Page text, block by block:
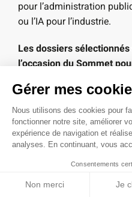
pour l’administration
ou l’IA pour l’industrie.
Les dossiers
l’occasion du Sommet
lauréats auront
de bénéficier d’une
d’échanger avec des
entier.
A ce lien le cahier des
Gérer mes
Nous utilisons des cookies pour
fonctionner notre site, améliorer
expérience de navigation et
analyses. En continuant, vous
Consentements
Non merci Je